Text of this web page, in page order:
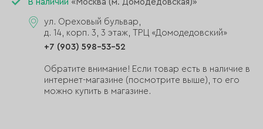
В наличии «Москва (м. Домодедовская)»
ул. Ореховый бульвар,
д. 14, корп. 3, 3 этаж, ТРЦ «Домодедовский»
+7 (903) 598-53-52
Обратите внимание! Если товар есть в наличие в
интернет-магазине (посмотрите выше), то его
можно купить в магазине.